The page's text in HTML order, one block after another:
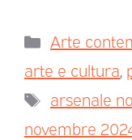
Arte
arte e cultura,
arsenale
novembre